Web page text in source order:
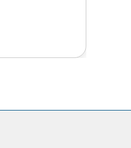
en l’àmbit
de “Dona i
diverses
impulsar